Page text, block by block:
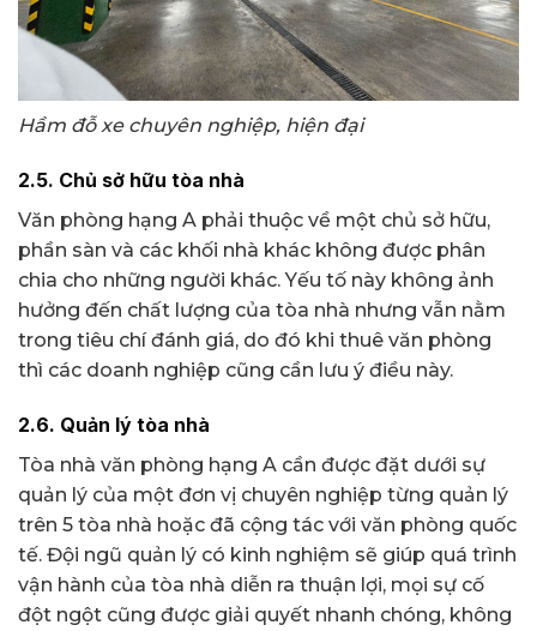
Hầm đỗ xe chuyên nghiệp, hiện đại
2.5. Chủ sở hữu tòa nhà
Văn phòng hạng A phải thuộc về một chủ sở hữu,
phần sàn và các khối nhà khác không được phân
chia cho những người khác. Yếu tố này không ảnh
hưởng đến chất lượng của tòa nhà nhưng vẫn nằm
trong tiêu chí đánh giá, do đó khi thuê văn phòng
thì các doanh nghiệp cũng cần lưu ý điều này.
2.6. Quản lý tòa nhà
Tòa nhà văn phòng hạng A cần được đặt dưới sự
quản lý của một đơn vị chuyên nghiệp từng quản lý
trên 5 tòa nhà hoặc đã cộng tác với văn phòng quốc
tế. Đội ngũ quản lý có kinh nghiệm sẽ giúp quá trình
vận hành của tòa nhà diễn ra thuận lợi, mọi sự cố
đột ngột cũng được giải quyết nhanh chóng, không